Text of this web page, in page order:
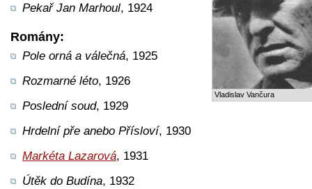
Vladislav Vančura
Pekař Jan Marhoul, 1924
Romány:
Pole orná a válečná, 1925
Rozmarné léto, 1926
Poslední soud, 1929
Hrdelní pře anebo Přísloví, 1930
Markéta Lazarová, 1931
Útěk do Budína, 1932